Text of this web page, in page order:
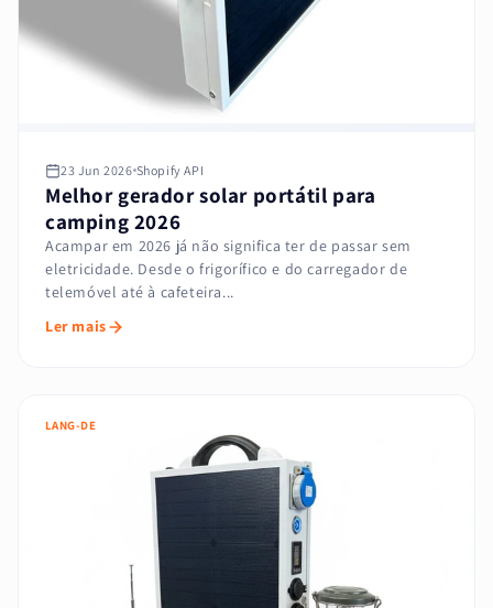
23 Jun 2026 Shopify API
Melhor gerador solar portátil para
camping 2026
Acampar em 2026 já não significa ter de passar sem
eletricidade. Desde o frigorífico e do carregador de
telemóvel até à cafeteira...
Ler mais
LANG-DE